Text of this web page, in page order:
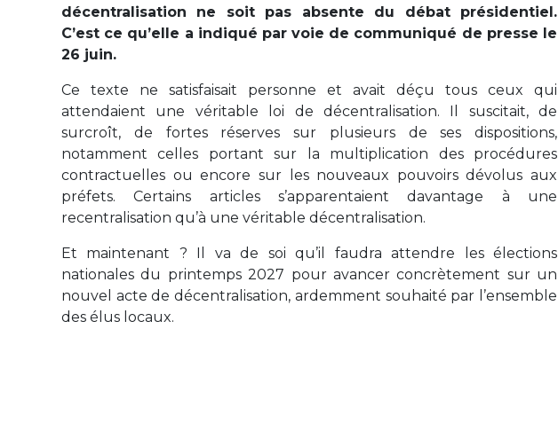
décentralisation ne soit pas absente du débat présidentiel.
C’est ce qu’elle a indiqué par voie de communiqué de presse le
26 juin.
Ce texte ne satisfaisait personne et avait déçu tous ceux qui
attendaient une véritable loi de décentralisation. Il suscitait, de
surcroît, de fortes réserves sur plusieurs de ses dispositions,
notamment celles portant sur la multiplication des procédures
contractuelles ou encore sur les nouveaux pouvoirs dévolus aux
préfets. Certains articles s’apparentaient davantage à une
recentralisation qu’à une véritable décentralisation.
Et maintenant ? Il va de soi qu’il faudra attendre les élections
nationales du printemps 2027 pour avancer concrètement sur un
nouvel acte de décentralisation, ardemment souhaité par l’ensemble
des élus locaux.